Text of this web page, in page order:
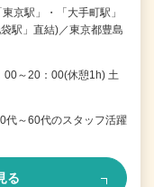
京駅」・「大手町駅」
駅」直結)／東京都豊島
00～20：00(休憩1h) 土
～60代のスタッフ活躍
る